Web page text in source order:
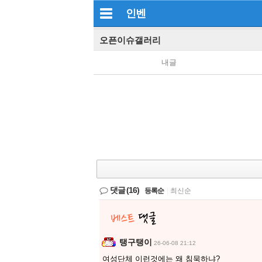
인벤
오픈이슈갤러리
내글
댓글(16) 등록순 최신순
탱구탱이 26-06-08 21:12
여성단체 이런것에는 왜 침묵하냐?